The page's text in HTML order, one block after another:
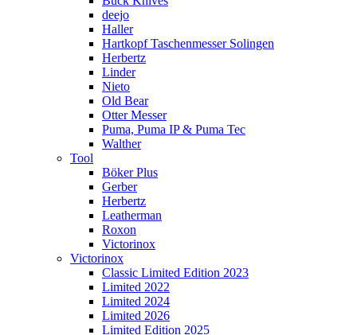
deejo
Haller
Hartkopf Taschenmesser Solingen
Herbertz
Linder
Nieto
Old Bear
Otter Messer
Puma, Puma IP & Puma Tec
Walther
Tool
Böker Plus
Gerber
Herbertz
Leatherman
Roxon
Victorinox
Victorinox
Classic Limited Edition 2023
Limited 2022
Limited 2024
Limited 2026
Limited Edition 2025